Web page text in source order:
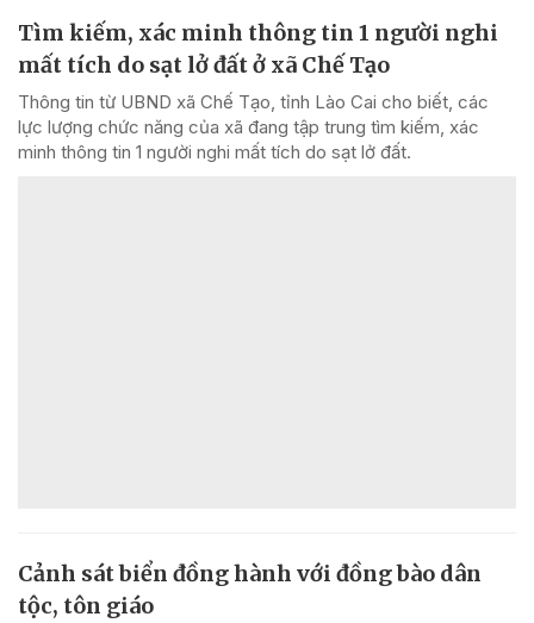
Tìm kiếm, xác minh thông tin 1 người nghi
mất tích do sạt lở đất ở xã Chế Tạo
Thông tin từ UBND xã Chế Tạo, tỉnh Lào Cai cho biết, các
lực lượng chức năng của xã đang tập trung tìm kiếm, xác
minh thông tin 1 người nghi mất tích do sạt lở đất.
Cảnh sát biển đồng hành với đồng bào dân
tộc, tôn giáo